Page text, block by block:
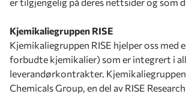
Kjemikaliegruppen RISE
Kjemikaliegruppen RISE hjelper oss med
forbudte kjemikalier) som er integrert i
leverandørkontrakter.
Chemicals Group, en del av RISE